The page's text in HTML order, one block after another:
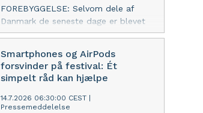
FOREBYGGELSE: Selvom dele af
Danmark de seneste dage er blevet
ramt af skybrud, er det stadig meget
Forsikring til at mane til forsigtighed,
inden havegrillen hives frem.
Smartphones og AirPods
forsvinder på festival: Ét
simpelt råd kan hjælpe
14.7.2026 06:30:00 CEST
Pressemeddelelse